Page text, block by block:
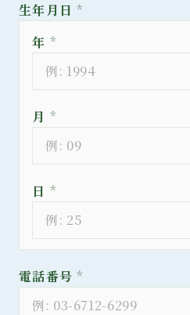
生年月日*
年 *
月 *
日 *
電話番号*